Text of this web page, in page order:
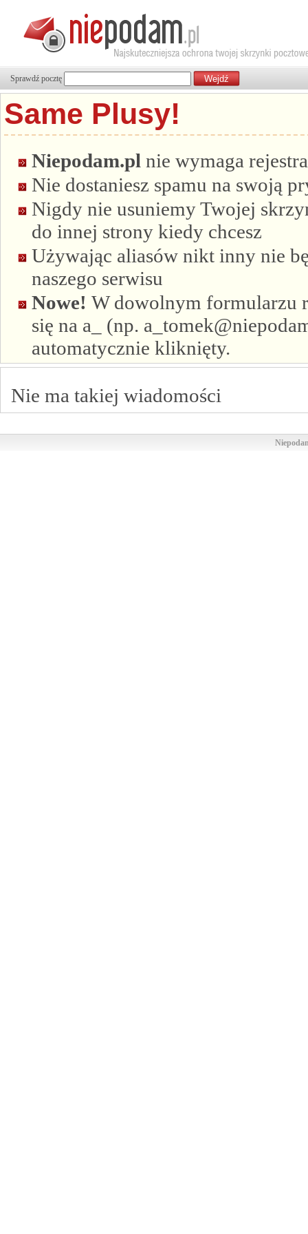
Sprawdź pocztę
Same Plusy!
Niepodam.pl nie wymaga
Nie dostaniesz spamu na swoją
Nigdy nie usuniemy Twojej
do innej strony kiedy chcesz
Używając aliasów nikt inny nie
naszego serwisu
Nowe! W dowolnym formularzu
się na a_ (np.
automatycznie kliknięty.
Nie ma takiej wiadomości